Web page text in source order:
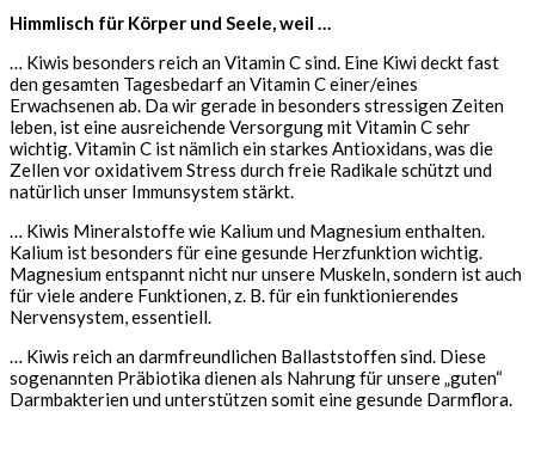
Himmlisch für Körper und Seele, weil …
… Kiwis besonders reich an Vitamin C sind. Eine Kiwi deckt fast
den gesamten Tagesbedarf an Vitamin C einer/eines
Erwachsenen ab. Da wir gerade in besonders stressigen Zeiten
leben, ist eine ausreichende Versorgung mit Vitamin C sehr
wichtig. Vitamin C ist nämlich ein starkes Antioxidans, was die
Zellen vor oxidativem Stress durch freie Radikale schützt und
natürlich unser Immunsystem stärkt.
… Kiwis Mineralstoffe wie Kalium und Magnesium enthalten.
Kalium ist besonders für eine gesunde Herzfunktion wichtig.
Magnesium entspannt nicht nur unsere Muskeln, sondern ist auch
für viele andere Funktionen, z. B. für ein funktionierendes
Nervensystem, essentiell.
… Kiwis reich an darmfreundlichen Ballaststoffen sind. Diese
sogenannten Präbiotika dienen als Nahrung für unsere „guten“
Darmbakterien und unterstützen somit eine gesunde Darmflora.